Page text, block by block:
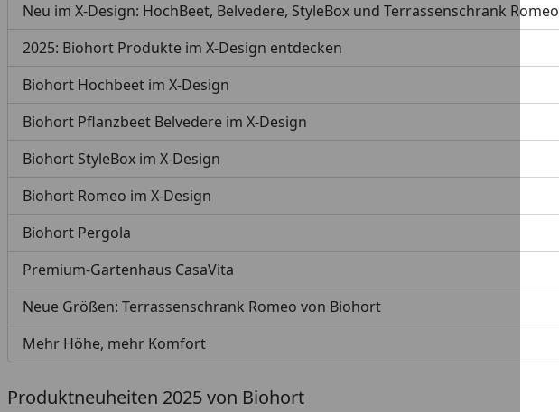
Neu im X-Design: HochBeet, Belvedere, StyleBox und Terrassenschrank Romeo
2025: Biohort Produkte im X-Design entdecken
Biohort Hochbeet im X-Design
Biohort Pflanzbeet Belvedere im X-Design
Biohort StyleBox im X-Design
Biohort Romeo im X-Design
Biohort Pergola
Premium-Gartenhaus CasaVita
Neue Größen: Terrassenschrank Romeo von Biohort
Mehr Höhe, mehr Komfort
Produktneuheiten 2025 von Biohort